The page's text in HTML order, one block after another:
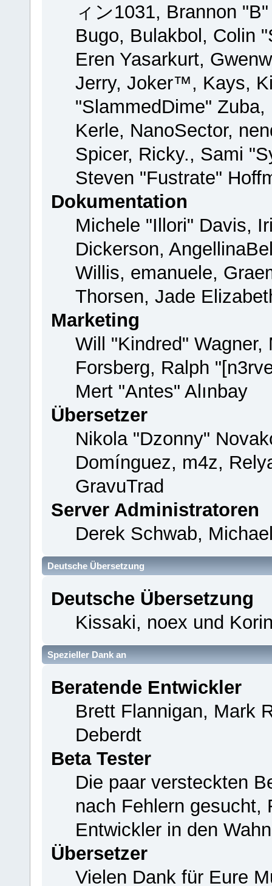
ィン1031, Brannon
Bugo, Bulakbol, Colin
Eren Yasarkurt,
Jerry, Joker™, Kays,
"SlammedDime"
Kerle, NanoSector,
Spicer, Ricky., Sami
Steven "Fustrate"
Dokumentation
Michele "Illori" Davis,
Dickerson,
Willis, emanuele,
Thorsen, Jade
Marketing
Will "Kindred" Wagner,
Forsberg, Ralph
Mert "Antes" Alınbay
Übersetzer
Nikola "Dzonny"
Domínguez, m4z,
GravuTrad
Server Administratoren
Derek Schwab,
Deutsche Übersetzung
Deutsche Übersetzung
Kissaki, noex und
Spezieller Dank an
Beratende Entwickler
Brett Flannigan, Mark
Deberdt
Beta Tester
Die paar versteckten
nach Fehlern gesucht,
Entwickler in den
Übersetzer
Vielen Dank für Eure